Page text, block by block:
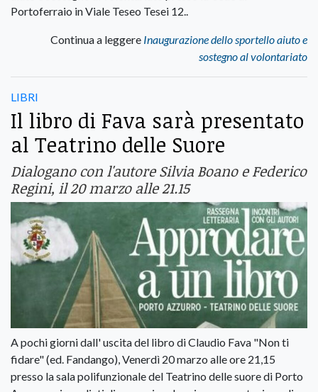
Portoferraio in Viale Teseo Tesei 12..
Continua a leggere Inaugurazione dello sportello aiuto e
sostegno al volontariato
LIBRI
Il libro di Fava sarà presentato
al Teatrino delle Suore
Dialogano con l'autore Silvia Boano e Federico
Regini, il 20 marzo alle 21.15
A pochi giorni dall' uscita del libro di Claudio Fava "Non ti
fidare" (ed. Fandango), Venerdì 20 marzo alle ore 21,15
presso la sala polifunzionale del Teatrino delle suore di Porto